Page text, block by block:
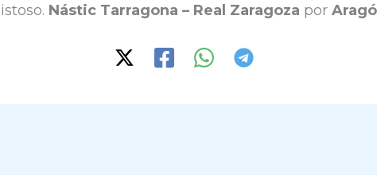
Nástic Tarragona – Real Zaragoza por